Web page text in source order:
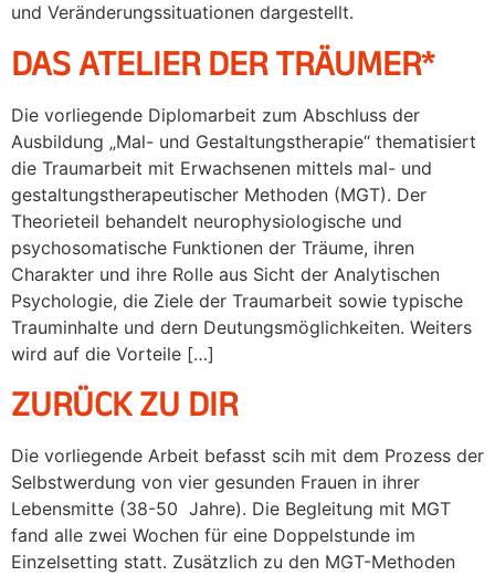
und Veränderungssituationen dargestellt.
DAS ATELIER DER TRÄUMER*
Die vorliegende Diplomarbeit zum Abschluss der
Ausbildung „Mal- und Gestaltungstherapie“ thematisiert
die Traumarbeit mit Erwachsenen mittels mal- und
gestaltungstherapeutischer Methoden (MGT). Der
Theorieteil behandelt neurophysiologische und
psychosomatische Funktionen der Träume, ihren
Charakter und ihre Rolle aus Sicht der Analytischen
Psychologie, die Ziele der Traumarbeit sowie typische
Trauminhalte und dern Deutungsmöglichkeiten. Weiters
wird auf die Vorteile […]
ZURÜCK ZU DIR
Die vorliegende Arbeit befasst scih mit dem Prozess der
Selbstwerdung von vier gesunden Frauen in ihrer
Lebensmitte (38-50 Jahre). Die Begleitung mit MGT
fand alle zwei Wochen für eine Doppelstunde im
Einzelsetting statt. Zusätzlich zu den MGT-Methoden